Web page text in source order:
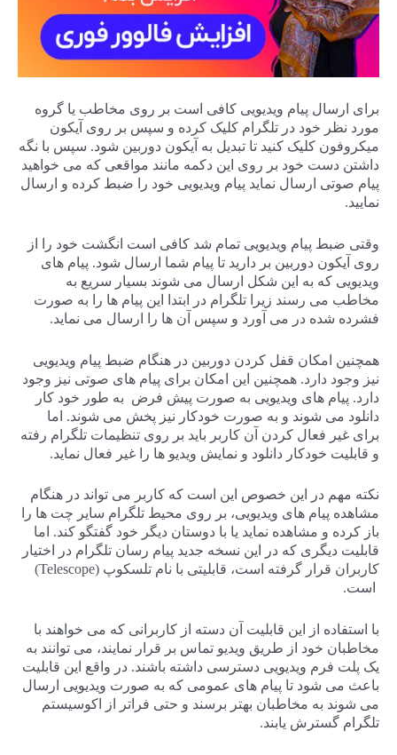
برای ارسال پیام ویدیویی کافی است بر روی مخاطب یا گروه
مورد نظر خود در تلگرام کلیک کرده و سپس بر روی آیکون
میکروفون کلیک کنید تا تبدیل به آیکون دوربین شود. سپس با نگه
داشتن دست خود بر روی این دکمه مانند مواقعی که می خواهید
پیام صوتی ارسال نماید پیام ویدیویی خود را ضبط کرده و ارسال
نمایید.
وقتی ضبط پیام ویدیویی تمام شد کافی است انگشت خود را از
روی آیکون دوربین بر دارید تا پیام شما ارسال شود. پیام های
ویدیویی که به این شکل ارسال می شوند بسیار سریع به
مخاطب می رسند زیرا تلگرام در ابتدا این پیام ها را به صورت
فشرده شده در می آورد و سپس آن ها را ارسال می نماید.
همچنین امکان قفل کردن دوربین در هنگام ضبط پیام ویدیویی
نیز وجود دارد. همچنین این امکان برای پیام های صوتی نیز وجود
دارد. پیام های ویدیویی به صورت پیش فرض به طور خود کار
دانلود می شوند و به صورت خودکار نیز پخش می شوند. اما
برای غیر فعال کردن آن کاربر باید بر روی تنظیمات تلگرام رفته
و قابلیت خودکار دانلود و نمایش ویدیو ها را غیر فعال نماید.
نکته مهم در این خصوص این است که کاربر می تواند در هنگام
مشاهده پیام های ویدیویی، بر روی محیط تلگرام سایر چت ها را
باز کرده و مشاهده نماید یا با دوستان دیگر خود گفتگو کند. اما
قابلیت دیگری که در این نسخه جدید پیام رسان تلگرام در اختیار
کاربران قرار گرفته است، قابلیتی با نام تلسکوپ (Telescope)
است.
با استفاده از این قابلیت آن دسته از کاربرانی که می خواهند با
مخاطبان خود از طریق ویدیو تماس بر قرار نمایند، می توانند به
یک پلت فرم ویدیویی دسترسی داشته باشند. در واقع این قابلیت
باعث می شود تا پیام های عمومی که به صورت ویدیویی ارسال
می شوند به مخاطبان بهتر برسند و حتی فراتر از اکوسیستم
تلگرام گسترش یابند.